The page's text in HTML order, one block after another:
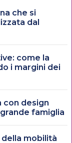
che si
dal
come la
i margini dei
con design
famiglia
mobilità